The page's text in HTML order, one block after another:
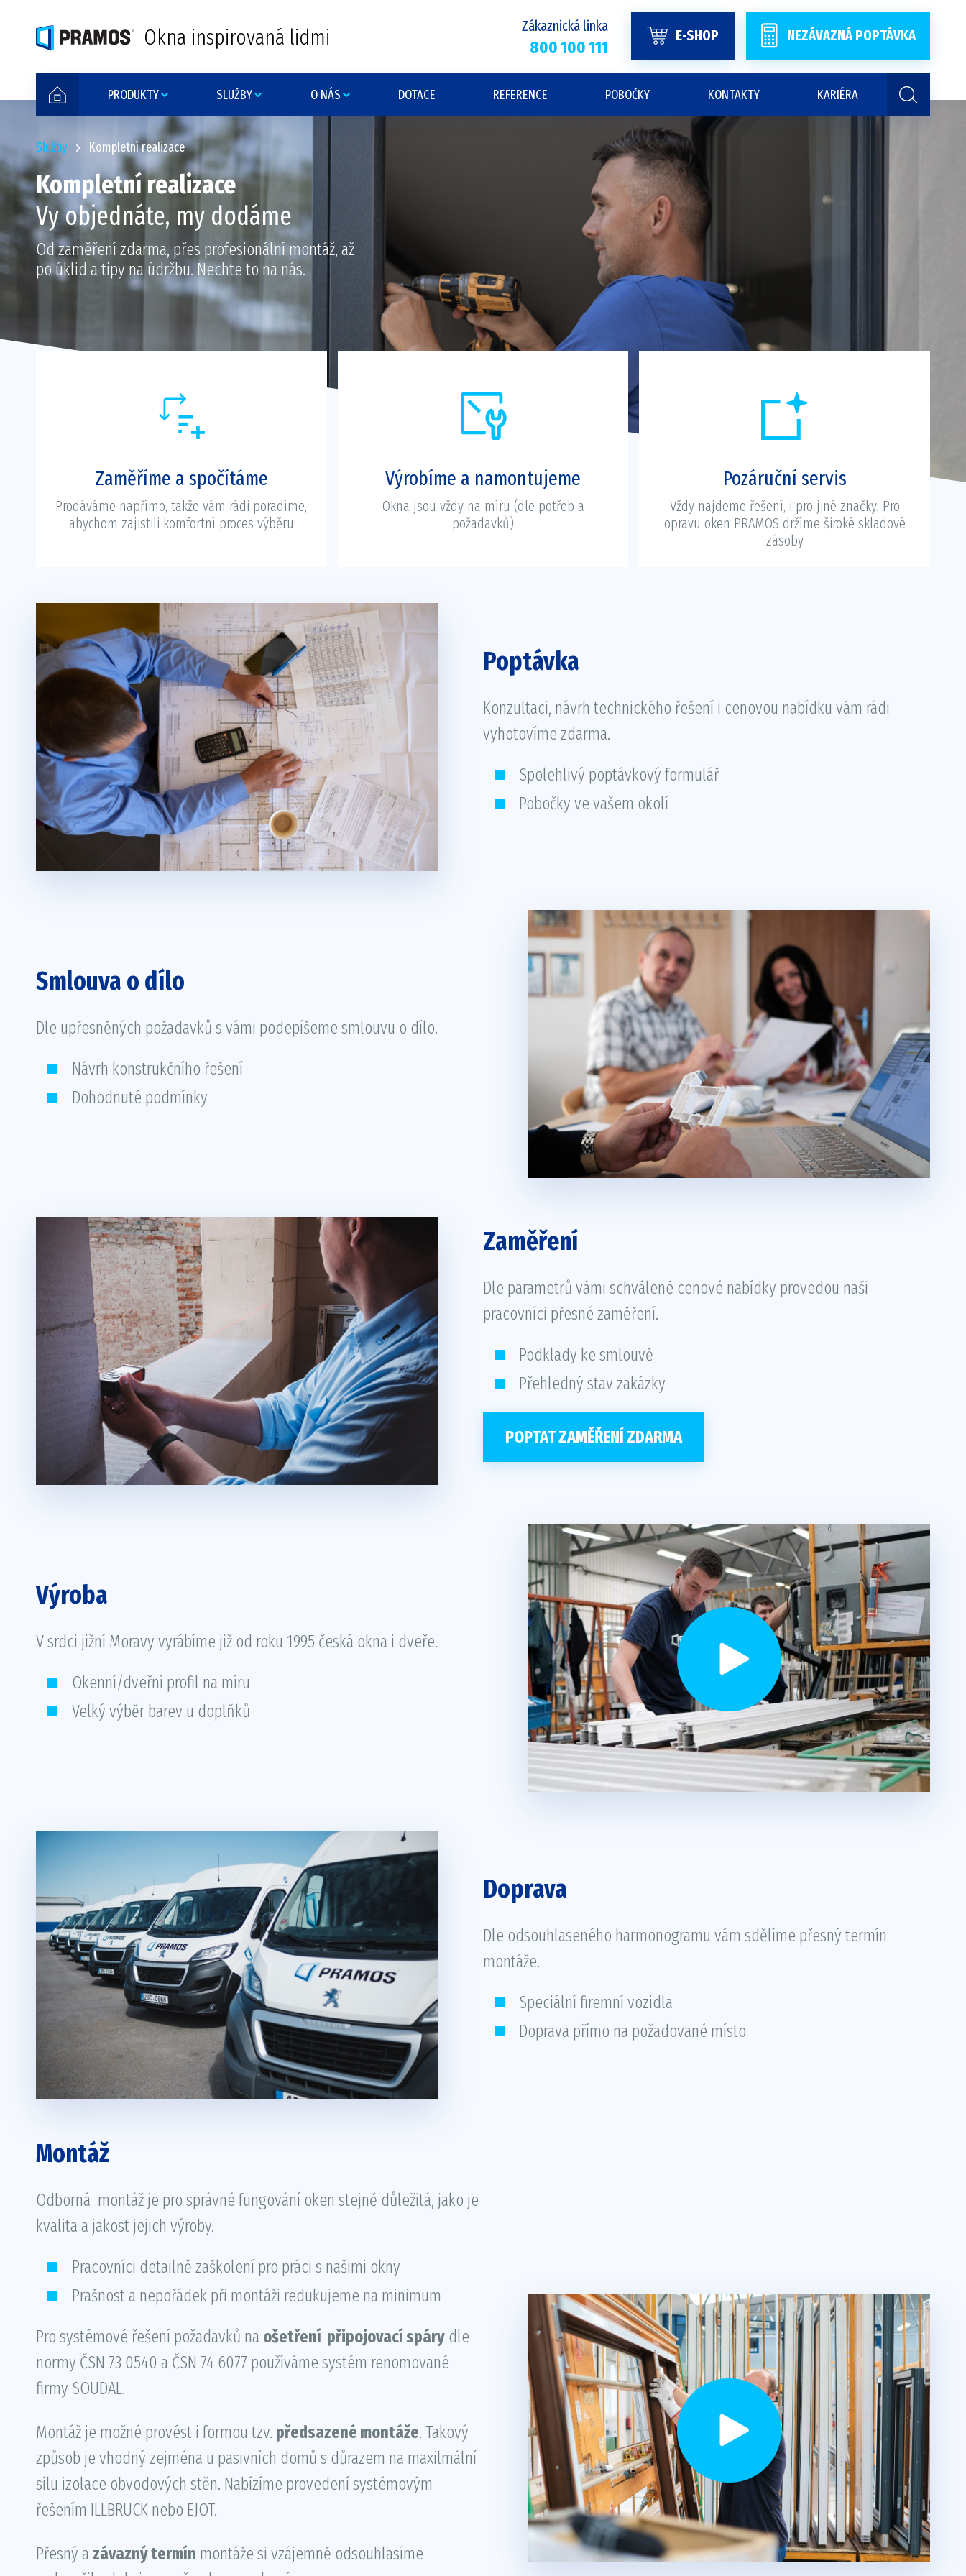
Okna inspirovaná lidmi Zákaznická linka
800 100 111
E-SHOP NEZÁVAZNÁ POPTÁVKA
PRODUKTY SLUŽBY O NÁS DOTACE REFERENCE POBOČKY KONTAKTY KARIÉRA
Služby Kompletní realizace
Kompletní realizace
Vy objednáte, my dodáme
Od zaměření zdarma, přes profesionální montáž, až
po úklid a tipy na údržbu. Nechte to na nás.
Zaměříme a spočítáme
Prodáváme napřímo, takže vám rádi poradíme,
abychom zajistili komfortní proces výběru
Výrobíme a namontujeme
Okna jsou vždy na míru (dle potřeb a
požadavků)
Pozáruční servis
Vždy najdeme řešení, i pro jiné značky. Pro
opravu oken PRAMOS držíme široké skladové
zásoby
Poptávka
Konzultaci, návrh technického řešení i cenovou nabídku vám rádi
vyhotovíme zdarma.
Spolehlivý poptávkový formulář
Pobočky ve vašem okolí
Smlouva o dílo
Dle upřesněných požadavků s vámi podepíšeme smlouvu o dílo.
Návrh konstrukčního řešení
Dohodnuté podmínky
Zaměření
Dle parametrů vámi schválené cenové nabídky provedou naši
pracovníci přesné zaměření.
Podklady ke smlouvě
Přehledný stav zakázky
POPTAT ZAMĚŘENÍ ZDARMA
Výroba
V srdci jižní Moravy vyrábíme již od roku 1995 česká okna i dveře.
Okenní/dveřní profil na míru
Velký výběr barev u doplňků
Doprava
Dle odsouhlaseného harmonogramu vám sdělíme přesný termín
montáže.
Speciální firemní vozidla
Doprava přímo na požadované místo
Montáž
Odborná montáž je pro správné fungování oken stejně důležitá, jako je
kvalita a jakost jejich výroby.
Pracovníci detailně zaškolení pro práci s našimi okny
Prašnost a nepořádek při montáži redukujeme na minimum
Pro systémové řešení požadavků na ošetření připojovací spáry dle
normy ČSN 73 0540 a ČSN 74 6077 používáme systém renomované
firmy SOUDAL.
Montáž je možné provést i formou tzv. předsazené montáže. Takový
způsob je vhodný zejména u pasivních domů s důrazem na maxilmální
sílu izolace obvodových stěn. Nabízíme provedení systémovým
řešením ILLBRUCK nebo EJOT.
Přesný a závazný termín montáže si vzájemně odsouhlasíme